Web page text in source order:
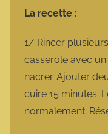
La recette :
1/ Rincer
casserole avec un
nacrer. Ajouter
cuire 15 minutes.
normalement.